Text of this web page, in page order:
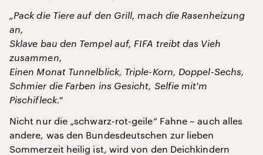
„Pack die Tiere auf den Grill, mach die Rasenheizung
an,
Sklave bau den Tempel auf, FIFA treibt das Vieh
zusammen,
Einen Monat Tunnelblick, Triple-Korn, Doppel-Sechs,
Schmier die Farben ins Gesicht, Selfie mit'm
Pischifleck.“
Nicht nur die „schwarz-rot-geile“ Fahne – auch alles
andere, was den Bundesdeutschen zur lieben
Sommerzeit heilig ist, wird von den Deichkindern